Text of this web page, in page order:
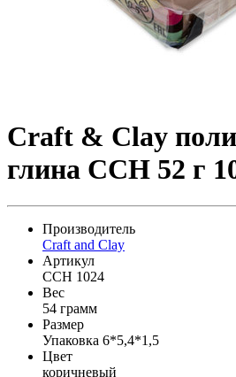
Craft & Clay
глина CCH 52 г
Производитель
Craft and Clay
Артикул
CCH 1024
Вес
54 грамм
Размер
Упаковка 6*5,4*1,5
Цвет
коричневый